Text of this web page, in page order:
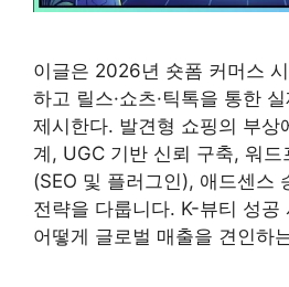
이글은 2026년 숏폼 커머스
하고 릴스·쇼츠·틱톡을 통한
제시한다. 발견형 쇼핑의 부상
계, UGC 기반 신뢰 구축, 워
(SEO 및 플러그인), 애드센스
전략을 다룹니다. K-뷰티 성공
어떻게 글로벌 매출을 견인하